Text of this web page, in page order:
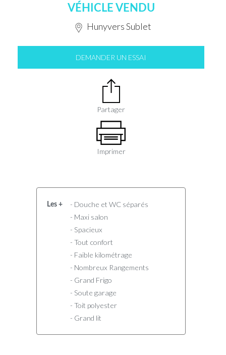
VÉHICLE VENDU
Hunyvers Sublet
DEMANDER UN ESSAI
Partager
Imprimer
Les +
- Douche et WC séparés
- Maxi salon
- Spacieux
- Tout confort
- Faible kilométrage
- Nombreux Rangements
- Grand Frigo
- Soute garage
- Toit polyester
- Grand lit